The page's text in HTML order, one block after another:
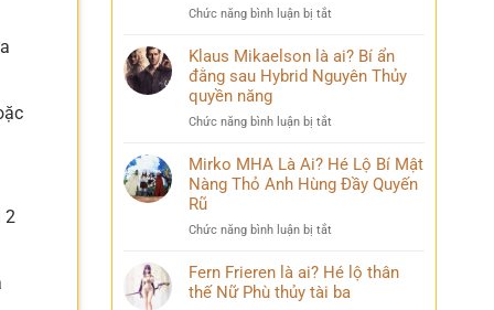
2
diễn
Mai
Thúy
sau
đăng
Chức năng bình luận bị tắt
99+
Lý
Kỳ
nhất
khiến
mạng
tán
Klaus Mikaelson là ai? Bí ẩn
đằng sau Hybrid Nguyên Thủy
quyền năng
Chức năng bình luận bị tắt
Mikaelson
ai?
ẩn
sau
Hybrid
Mirko MHA Là Ai? Hé Lộ Bí Mật
Nàng Thỏ Anh Hùng Đầy Quyến
Rũ
Chức năng bình luận bị tắt
MHA
Là
Fern Frieren là ai? Hé lộ thân
thế Nữ Phù thủy tài ba